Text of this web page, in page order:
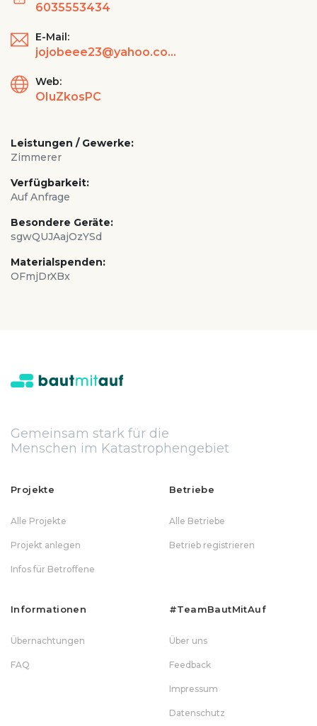
6035553434
E-Mail:
jojobeee23@yahoo.com
Web:
OIuZkosPC
Leistungen / Gewerke:
Zimmerer
Verfügbarkeit:
Auf Anfrage
Besondere Geräte:
sgwQUJAajOzYSd
Materialspenden:
OFmjDrXBx
Gemeinsam stark für die
Menschen im Katastrophengebiet
Projekte
Alle Projekte
Projekt anlegen
Infos für Betroffene
Betriebe
Alle Betriebe
Betrieb registrieren
Informationen
Übernachtungen
FAQ
#teamBautMitAuf
Über uns
Feedback
Impressum
Datenschutz